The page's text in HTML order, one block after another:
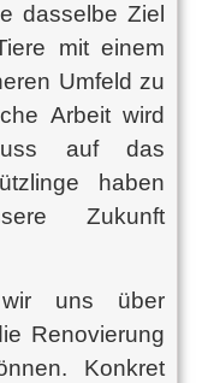
dasselbe Ziel
mit einem
Umfeld zu
Arbeit wird
auf das
haben
Zukunft
wir uns über
Renovierung
Konkret